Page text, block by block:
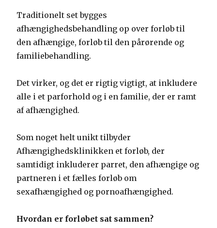
Traditionelt set bygges
afhængighedsbehandling op over forløb til
den afhængige, forløb til den pårørende og
familiebehandling.
Det virker, og det er rigtig vigtigt, at inkludere
alle i et parforhold og i en familie, der er ramt
af afhængighed.
Som noget helt unikt tilbyder
Afhængighedsklinikken et forløb, der
samtidigt inkluderer parret, den afhængige og
partneren i et fælles forløb om
sexafhængighed og pornoafhængighed.
Hvordan er forløbet sat sammen?